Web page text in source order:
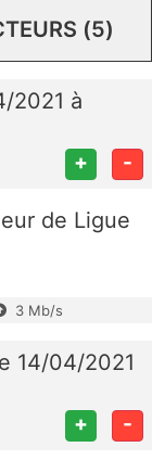
(5)
2021 à
+ -
de Ligue
3 Mb/s
14/04/2021
+ -